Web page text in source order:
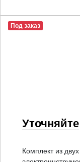
Под заказ
Уточняйте
Комплект из